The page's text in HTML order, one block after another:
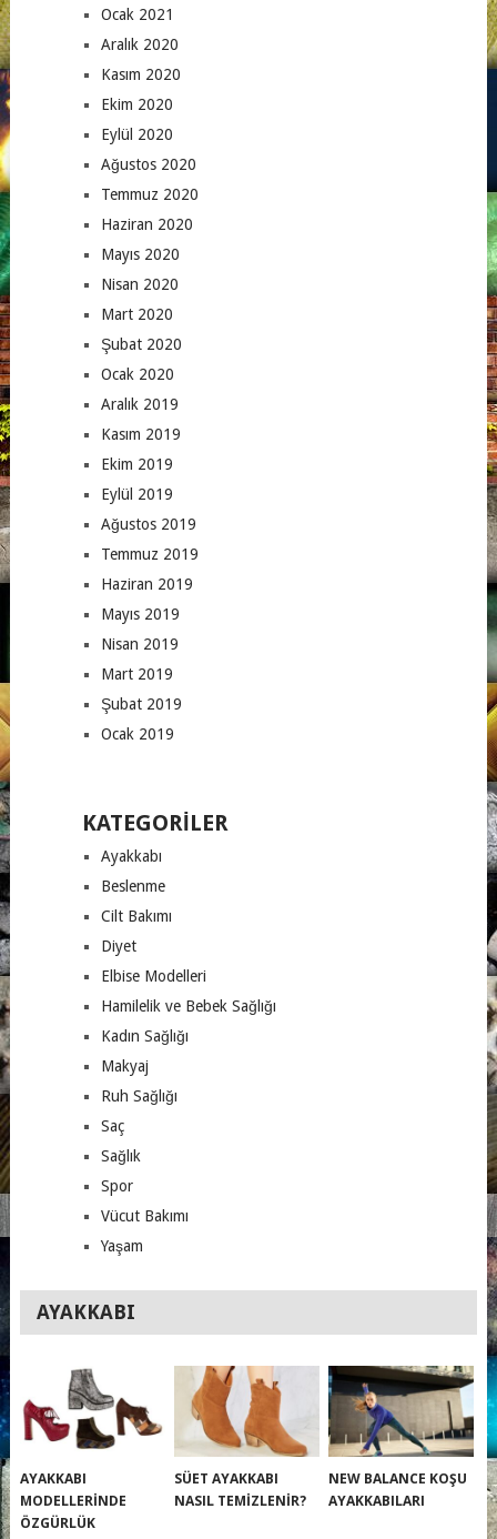
Ocak 2021
Aralık 2020
Kasım 2020
Ekim 2020
Eylül 2020
Ağustos 2020
Temmuz 2020
Haziran 2020
Mayıs 2020
Nisan 2020
Mart 2020
Şubat 2020
Ocak 2020
Aralık 2019
Kasım 2019
Ekim 2019
Eylül 2019
Ağustos 2019
Temmuz 2019
Haziran 2019
Mayıs 2019
Nisan 2019
Mart 2019
Şubat 2019
Ocak 2019
KATEGORILER
Ayakkabı
Beslenme
Cilt Bakımı
Diyet
Elbise Modelleri
Hamilelik ve Bebek Sağlığı
Kadın Sağlığı
Makyaj
Ruh Sağlığı
Saç
Sağlık
Spor
Vücut Bakımı
Yaşam
AYAKKABI
AYAKKABI
MODELLERINDE
ÖZGÜRLÜK
SÜET AYAKKABI
NASIL TEMIZLENIR?
NEW BALANCE KOŞU
AYAKKABILARI